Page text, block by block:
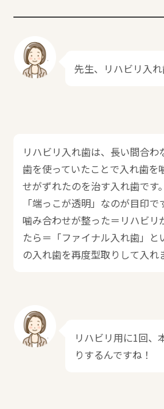
先生、リハビリ入
リハビリ入れ歯は、長い間合わ
歯を使っていたことで入れ歯を
せがずれたのを治す入れ歯です。
「端っこが透明」なのが目印で
噛み合わせが整った＝リハビリ
たら＝「ファイナル入れ歯」と
の入れ歯を再度型取りして入れ
リハビリ用に1回、
りするんですね！